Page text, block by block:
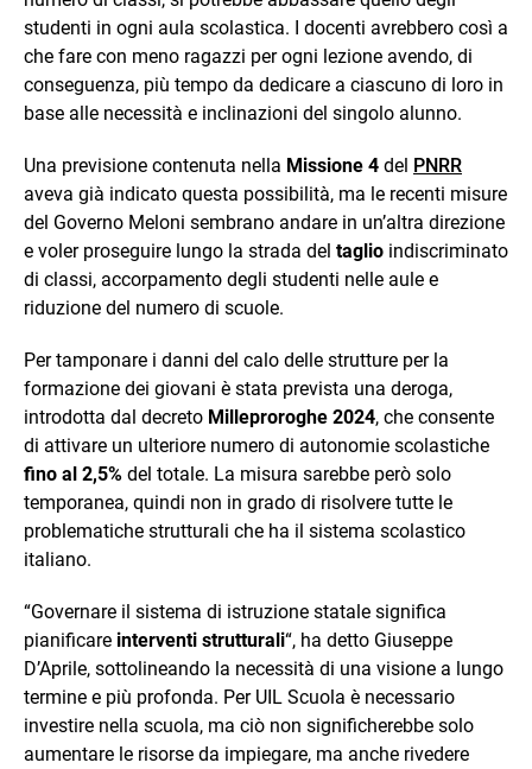
studenti in ogni aula scolastica. I docenti avrebbero così a
che fare con meno ragazzi per ogni lezione avendo, di
conseguenza, più tempo da dedicare a ciascuno di loro in
base alle necessità e inclinazioni del singolo alunno.
Una previsione contenuta nella Missione 4 del PNRR
aveva già indicato questa possibilità, ma le recenti misure
del Governo Meloni sembrano andare in un’altra direzione
e voler proseguire lungo la strada del taglio indiscriminato
di classi, accorpamento degli studenti nelle aule e
riduzione del numero di scuole.
Per tamponare i danni del calo delle strutture per la
formazione dei giovani è stata prevista una deroga,
introdotta dal decreto Milleproroghe 2024, che consente
di attivare un ulteriore numero di autonomie scolastiche
fino al 2,5% del totale. La misura sarebbe però solo
temporanea, quindi non in grado di risolvere tutte le
problematiche strutturali che ha il sistema scolastico
italiano.
“Governare il sistema di istruzione statale significa
pianificare interventi strutturali“, ha detto Giuseppe
D’Aprile, sottolineando la necessità di una visione a lungo
termine e più profonda. Per UIL Scuola è necessario
investire nella scuola, ma ciò non significherebbe solo
aumentare le risorse da impiegare, ma anche rivedere